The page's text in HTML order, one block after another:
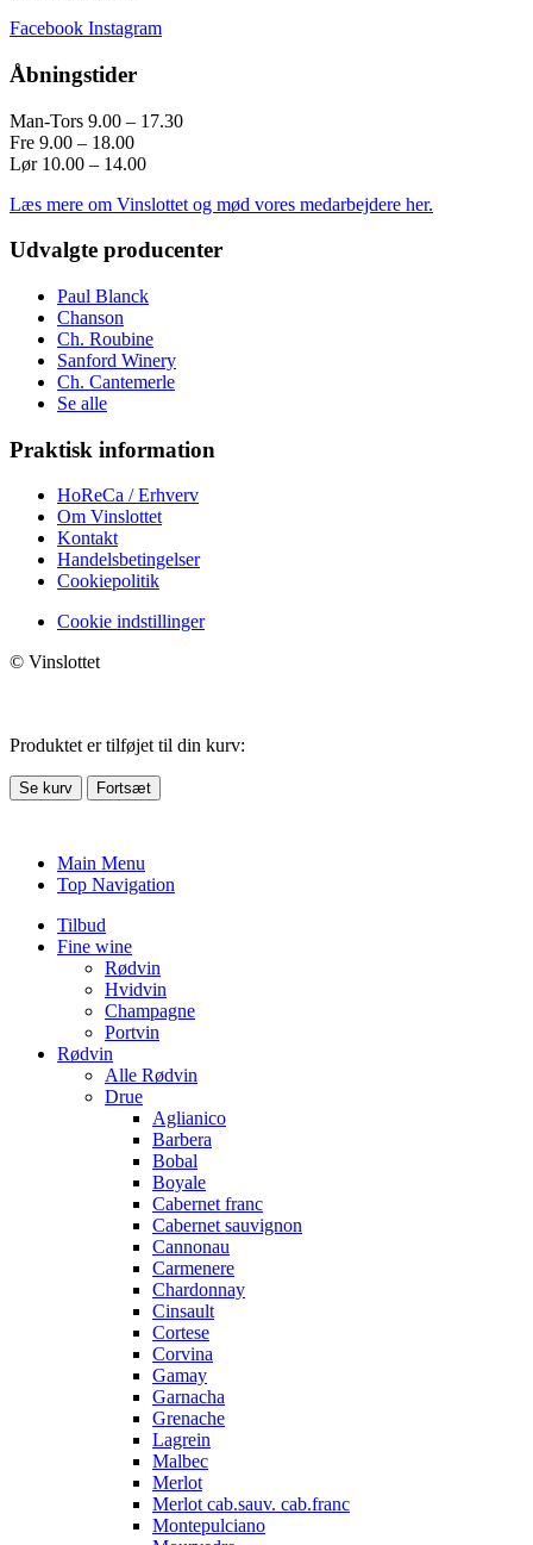
Facebook Instagram
Åbningstider
Man-Tors 9.00 – 17.30
Fre 9.00 – 18.00
Lør 10.00 – 14.00
Læs mere om Vinslottet og mød vores medarbejdere her.
Udvalgte producenter
Paul Blanck
Chanson
Ch. Roubine
Sanford Winery
Ch. Cantemerle
Se alle
Praktisk information
HoReCa / Erhverv
Om Vinslottet
Kontakt
Handelsbetingelser
Cookiepolitik
Cookie indstillinger
© Vinslottet
Produktet er tilføjet til din kurv:
Se kurv Fortsæt
Main Menu
Top Navigation
Tilbud
Fine wine
Rødvin
Hvidvin
Champagne
Portvin
Rødvin
Alle Rødvin
Drue
Aglianico
Barbera
Bobal
Boyale
Cabernet franc
Cabernet sauvignon
Cannonau
Carmenere
Chardonnay
Cinsault
Cortese
Corvina
Gamay
Garnacha
Grenache
Lagrein
Malbec
Merlot
Merlot cab.sauv. cab.franc
Montepulciano